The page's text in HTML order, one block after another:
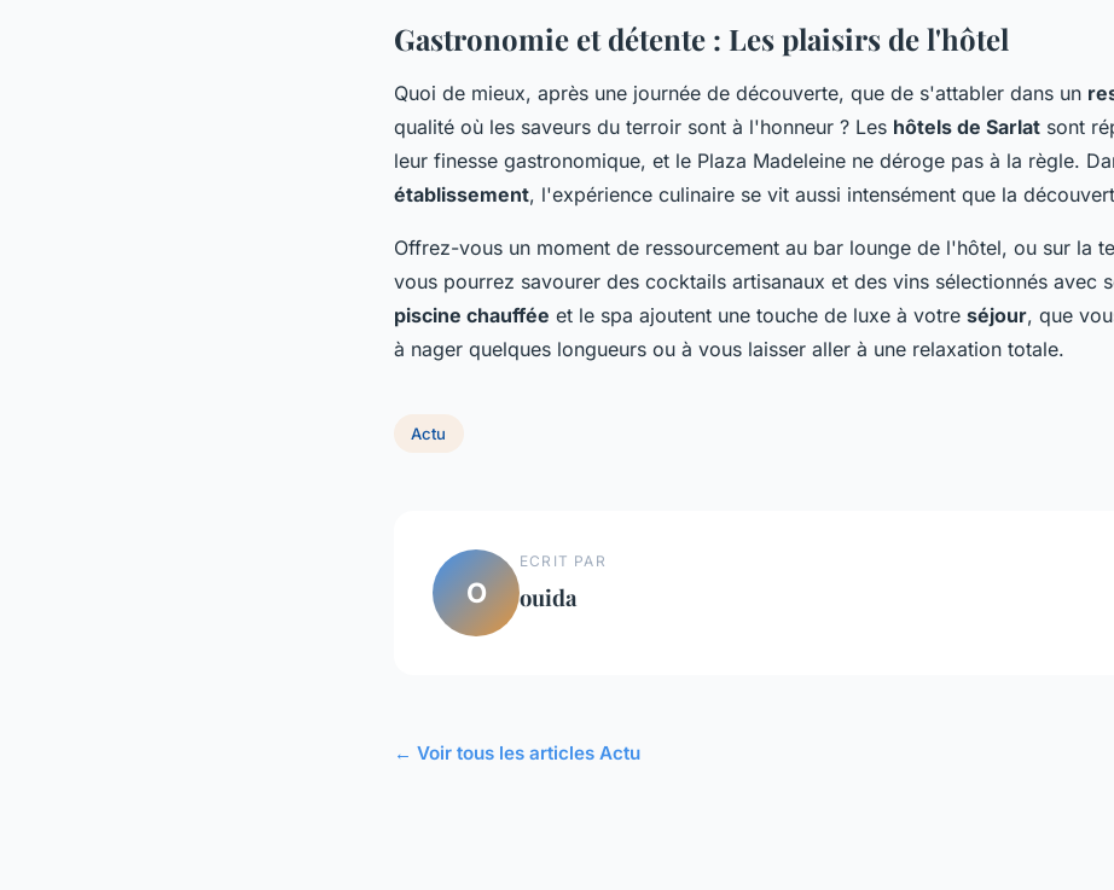
Gastronomie et détente : Les plaisirs de l'hôtel
Quoi de mieux, après une journée de découverte, que de s'attabler dans un
qualité où les saveurs du terroir sont à l'honneur ? Les hôtels de Sarlat sont
leur finesse gastronomique, et le Plaza Madeleine ne déroge pas à la règle.
établissement, l'expérience culinaire se vit aussi intensément que la
Offrez-vous un moment de ressourcement au bar lounge de l'hôtel, ou sur la
vous pourrez savourer des cocktails artisanaux et des vins sélectionnés avec
piscine chauffée et le spa ajoutent une touche de luxe à votre séjour, que
à nager quelques longueurs ou à vous laisser aller à une relaxation totale.
Actu
O
ECRIT PAR
ouida
← Voir tous les articles Actu